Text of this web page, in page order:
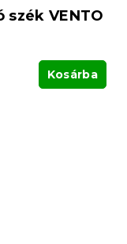
VENTO
Kosárba